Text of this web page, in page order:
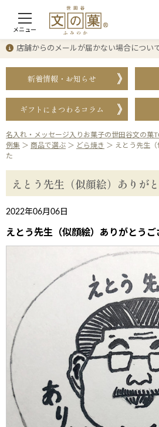
メニュー
店舗からのメールが届かない場合につい
新着情報・お知らせ
ギフトにまつわるコラム
名入れ・メッセージ入りお菓子の世田谷文の菓
例集 ＞ 商品で選ぶ ＞ どら焼き ＞ えとう先生
た
えとう先生（似顔絵）ありが
2022年06月06日
えとう先生（似顔絵）ありがとうご